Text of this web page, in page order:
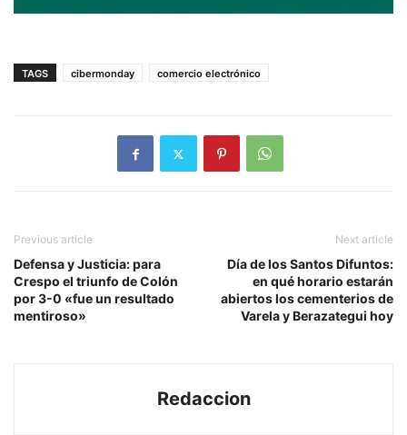
TAGS cibermonday comercio electrónico
Previous article
Defensa y Justicia: para
Crespo el triunfo de Colón
por 3-0 «fue un resultado
mentiroso»
Next article
Día de los Santos Difuntos:
en qué horario estarán
abiertos los cementerios de
Varela y Berazategui hoy
Redaccion